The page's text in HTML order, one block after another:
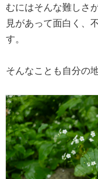
むにはそんな難しさ
見があって面白く、
す。
そんなことも自分の